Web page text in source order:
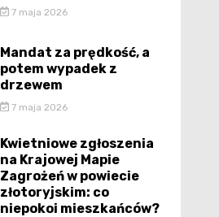
7 maja 2026
Mandat za prędkość, a
potem wypadek z
drzewem
7 maja 2026
Kwietniowe zgłoszenia
na Krajowej Mapie
Zagrożeń w powiecie
złotoryjskim: co
niepokoi mieszkańców?